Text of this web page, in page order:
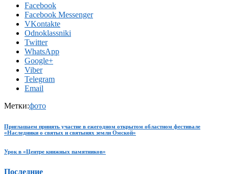
Facebook
Facebook Messenger
VKontakte
Odnoklassniki
Twitter
WhatsApp
Google+
Viber
Telegram
Email
Метки:фото
Приглашаем принять участие в ежегодном открытом областном фестивале
«Наследники о святых и святынях земли Омской»
Урок в «Центре книжных памятников»
Последние